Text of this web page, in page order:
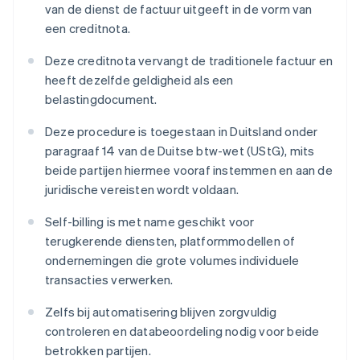
van de dienst de factuur uitgeeft in de vorm van
een creditnota.
Deze creditnota vervangt de traditionele factuur en
heeft dezelfde geldigheid als een
belastingdocument.
Deze procedure is toegestaan in Duitsland onder
paragraaf 14 van de Duitse btw-wet (UStG), mits
beide partijen hiermee vooraf instemmen en aan de
juridische vereisten wordt voldaan.
Self-billing is met name geschikt voor
terugkerende diensten, platformmodellen of
ondernemingen die grote volumes individuele
transacties verwerken.
Zelfs bij automatisering blijven zorgvuldig
controleren en databeoordeling nodig voor beide
betrokken partijen.